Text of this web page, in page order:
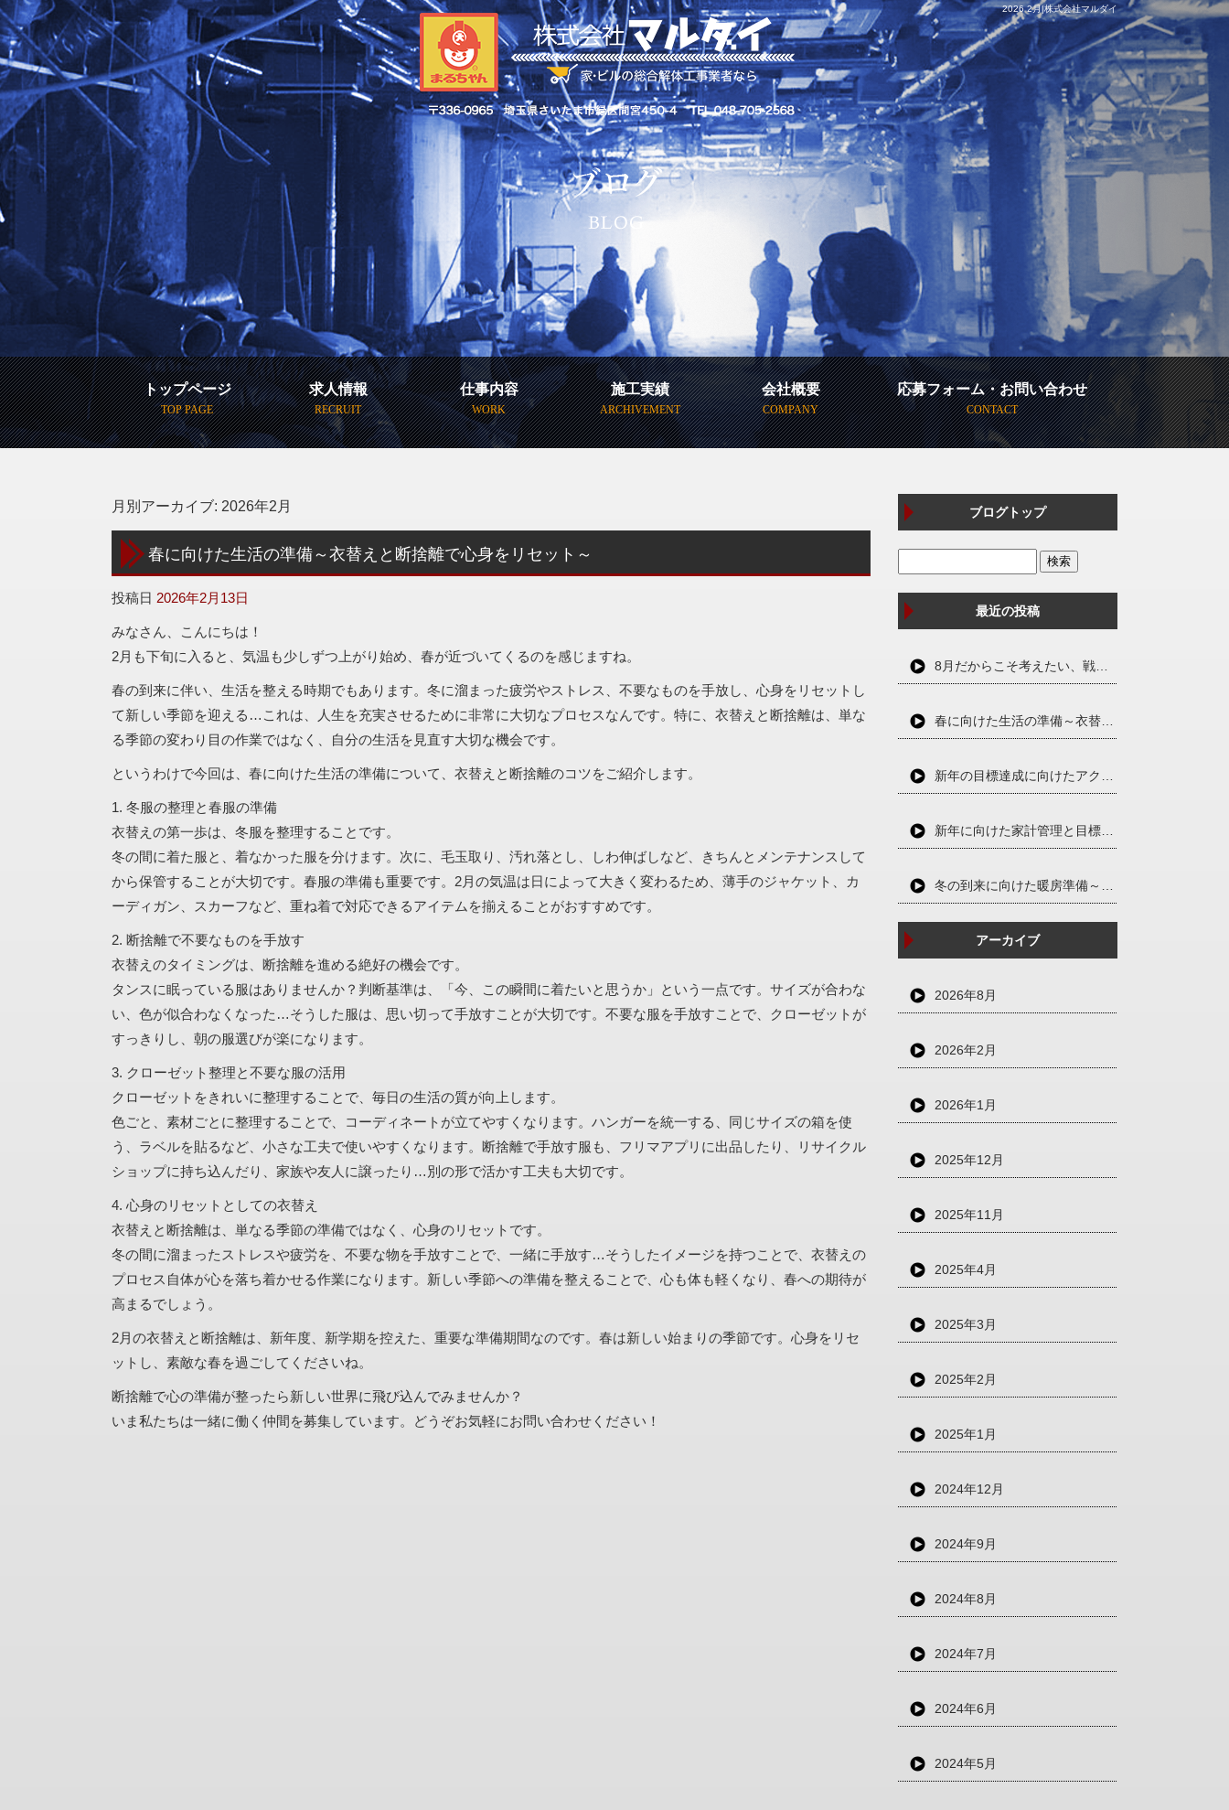
2026 2月|株式会社マルダイ
トップページ 求人情報 仕事内容 施工実績 会社概要 応募フォーム・お問い合わせ
月別アーカイブ: 2026年2月
春に向けた生活の準備～衣替えと断捨離で心身をリセット～
投稿日 2026年2月13日
みなさん、こんにちは！
2月も下旬に入ると、気温も少しずつ上がり始め、春が近づいてくるのを感じますね。
春の到来に伴い、生活を整える時期でもあります。冬に溜まった疲労やストレス、不要なものを手放し、心身をリセットし
て新しい季節を迎える…これは、人生を充実させるために非常に大切なプロセスなんです。特に、衣替えと断捨離は、単な
る季節の変わり目の作業ではなく、自分の生活を見直す大切な機会です。
というわけで今回は、春に向けた生活の準備について、衣替えと断捨離のコツをご紹介します。
1. 冬服の整理と春服の準備
衣替えの第一歩は、冬服を整理することです。
冬の間に着た服と、着なかった服を分けます。次に、毛玉取り、汚れ落とし、しわ伸ばしなど、きちんとメンテナンスして
から保管することが大切です。春服の準備も重要です。2月の気温は日によって大きく変わるため、薄手のジャケット、カ
ーディガン、スカーフなど、重ね着で対応できるアイテムを揃えることがおすすめです。
2. 断捨離で不要なものを手放す
衣替えのタイミングは、断捨離を進める絶好の機会です。
タンスに眠っている服はありませんか？判断基準は、「今、この瞬間に着たいと思うか」という一点です。サイズが合わな
い、色が似合わなくなった…そうした服は、思い切って手放すことが大切です。不要な服を手放すことで、クローゼットが
すっきりし、朝の服選びが楽になります。
3. クローゼット整理と不要な服の活用
クローゼットをきれいに整理することで、毎日の生活の質が向上します。
色ごと、素材ごとに整理することで、コーディネートが立てやすくなります。ハンガーを統一する、同じサイズの箱を使
う、ラベルを貼るなど、小さな工夫で使いやすくなります。断捨離で手放す服も、フリマアプリに出品したり、リサイクル
ショップに持ち込んだり、家族や友人に譲ったり…別の形で活かす工夫も大切です。
4. 心身のリセットとしての衣替え
衣替えと断捨離は、単なる季節の準備ではなく、心身のリセットです。
冬の間に溜まったストレスや疲労を、不要な物を手放すことで、一緒に手放す…そうしたイメージを持つことで、衣替えの
プロセス自体が心を落ち着かせる作業になります。新しい季節への準備を整えることで、心も体も軽くなり、春への期待が
高まるでしょう。
2月の衣替えと断捨離は、新年度、新学期を控えた、重要な準備期間なのです。春は新しい始まりの季節です。心身をリセ
ットし、素敵な春を過ごしてくださいね。
断捨離で心の準備が整ったら新しい世界に飛び込んでみませんか？
いま私たちは一緒に働く仲間を募集しています。どうぞお気軽にお問い合わせください！
ブログトップ
最近の投稿
アーカイブ
2026年8月
2026年2月
2026年1月
2025年12月
2025年11月
2025年4月
2025年3月
2025年2月
2025年1月
2024年12月
2024年9月
2024年8月
2024年7月
2024年6月
2024年5月